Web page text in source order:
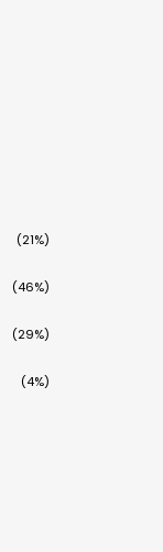
(21%)
(46%)
(29%)
(4%)